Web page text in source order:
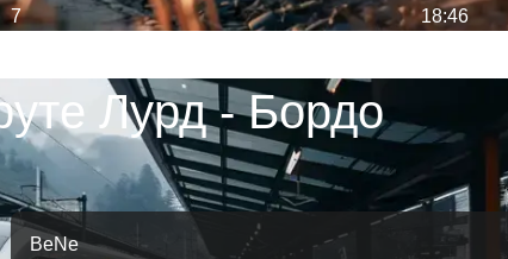
7 18:46
Лурд - Бордо
BeNe